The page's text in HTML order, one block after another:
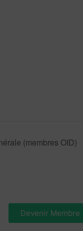
(membres OID)
Devenir Membre